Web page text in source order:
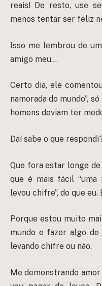
reais! De resto, use
menos tentar ser feliz
Isso me lembrou de
amigo meu…
Certo dia, ele
namorada do mundo”,
homens deviam ter
Daí sabe o que
Que fora estar longe
que é mais fácil “uma
levou chifre”, do que
Porque estou muito
mundo e fazer algo
levando chifre ou não.
Me demonstrando